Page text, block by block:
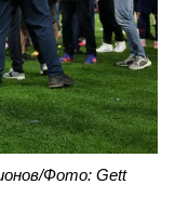
Фото: Gett